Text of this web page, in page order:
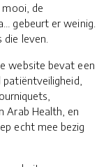
mooi, de
gebeurt er weinig.
leven.
website bevat een
Arab Health, en
echt mee bezig